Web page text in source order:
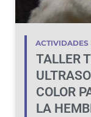
ACTIVIDADES
TALLER
COLOR
LA